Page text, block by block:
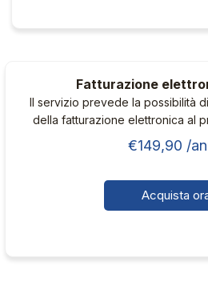
ha
Le
opzioni
possono
essere
pagina
Fatturazione
Il servizio prevede la possibilità
della fatturazione elettronica al
€149,90 /
Acquista